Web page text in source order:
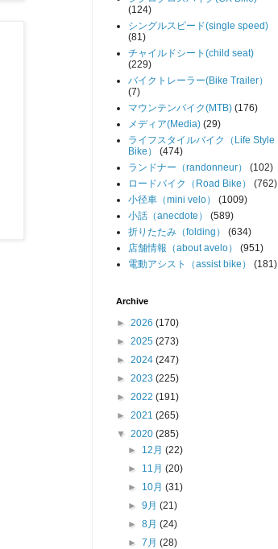
(124)
シングルスピード(single speed)
(81)
チャイルドシート(child seat)
(229)
バイクトレーラー(Bike Trailer）
(7)
マウンテンバイク(MTB) (176)
メディア(Media) (29)
ライフスタイルバイク（Life Style
Bike）
(474)
ランドナー（randonneur）
(102)
ロードバイク（Road Bike）
(762)
小径車（mini velo）
(1009)
小話（anecdote）
(589)
折りたたみ（folding）
(634)
店舗情報（about avelo）
(951)
電動アシスト（assist bike）
(181)
Archive
► 2026 (170)
► 2025 (273)
► 2024 (247)
► 2023 (225)
► 2022 (191)
► 2021 (265)
▼ 2020 (285)
► 12月(22)
► 11月(20)
► 10月(31)
►9月(21)
►8月(24)
►7月(28)